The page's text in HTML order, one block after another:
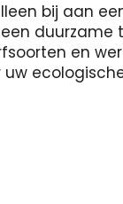
bij aan
duurzame
en